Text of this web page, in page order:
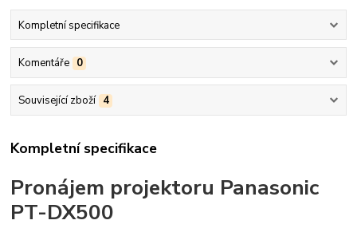
Kompletní specifikace
Komentáře 0
Související zboží 4
Kompletní specifikace
Pronájem projektoru Panasonic
PT-DX500